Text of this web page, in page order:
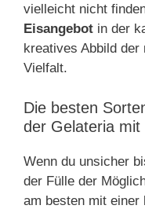
vielleicht nicht
Eisangebot in der
kreatives Abbild der
Vielfalt.
Die besten
der Gelateria mit
Wenn du unsicher
der Fülle der
am besten mit einer